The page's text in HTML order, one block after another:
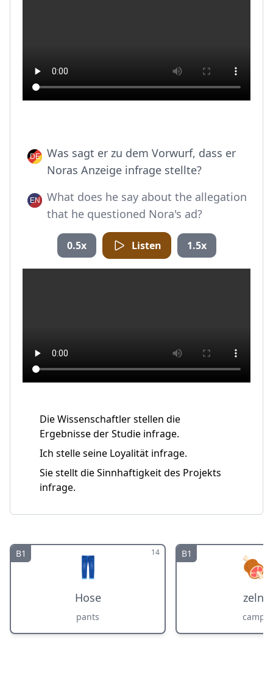
Was sagt er zu dem Vorwurf, dass er
Noras Anzeige infrage stellte?
What does he say about the allegation
that he questioned Nora's ad?
0.5x Listen 1.5x
Die Wissenschaftler stellen die
Ergebnisse der Studie infrage.
Ich stelle seine Loyalität infrage.
Sie stellt die Sinnhaftigkeit des Projekts
infrage.
B1 14
👖
Hose
pants
B1 🍖
zeln
camp